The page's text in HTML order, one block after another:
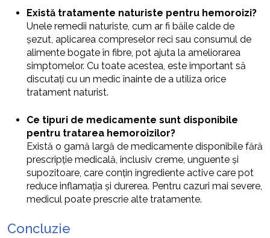
Există tratamente naturiste pentru hemoroizi?
Unele remedii naturiste, cum ar fi băile calde de
șezut, aplicarea compreselor reci sau consumul de
alimente bogate în fibre, pot ajuta la ameliorarea
simptomelor. Cu toate acestea, este important să
discutați cu un medic înainte de a utiliza orice
tratament naturist.
Ce tipuri de medicamente sunt disponibile
pentru tratarea hemoroizilor?
Există o gamă largă de medicamente disponibile fără
prescripție medicală, inclusiv creme, unguente și
supozitoare, care conțin ingrediente active care pot
reduce inflamația și durerea. Pentru cazuri mai severe,
medicul poate prescrie alte tratamente.
Concluzie